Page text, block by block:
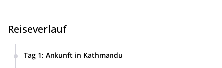
Reiseverlauf
Tag 1: Ankunft in Kathmandu